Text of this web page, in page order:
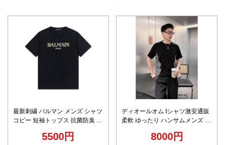
最新刺繍 バルマン メンズ シャツ
コピー 短袖トップス 抗菌防臭 ロ
5500円
ディオールオム tシャツ激安通販
柔軟 ゆったり ハンサムメンズ ト
8000円